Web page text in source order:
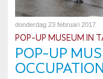
donderdag 23 februari 2017
POP-UP MUSEUM IN
POP-UP